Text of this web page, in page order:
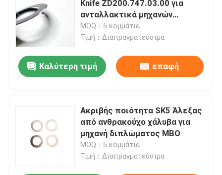
Ρουλεμάν μηχανών εκτύπωσης
Μέρη Τύπου όφσετ
Εφεδρείες εκτύπωσης όφσετ
Δίπλωμα των ανταλλακτικών μηχανών
Knife ZD200.747.03.00 για
ανταλλακτικά μηχανών
εκτύπωσης Heidelberg
MOQ：5 κομμάτια
Τιμή：Διαπραγματεύσιμα
Καλύτερη τιμή επαφή
Ακριβής ποιότητα SK5 Άλεξας
από ανθρακούχο χάλυβα για
μηχανή διπλώματος MBO
MOQ：5 κομμάτια
Τιμή：Διαπραγματεύσιμα